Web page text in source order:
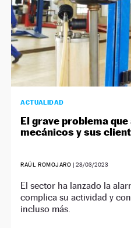
ACTUALIDAD
El grave problema
mecánicos y sus
RAÚL ROMOJARO | 28/03/2023
El sector ha lanzado la
complica su actividad y
incluso más.